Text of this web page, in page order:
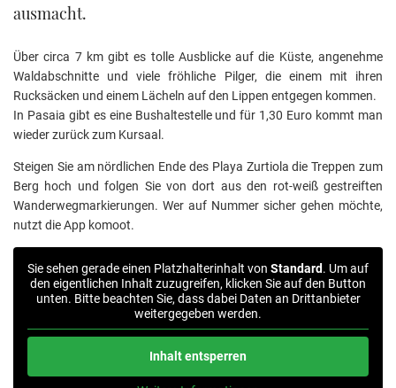
ausmacht.
Über circa 7 km gibt es tolle Ausblicke auf die Küste, angenehme
Waldabschnitte und viele fröhliche Pilger, die einem mit ihren
Rucksäcken und einem Lächeln auf den Lippen entgegen kommen.
In Pasaia gibt es eine Bushaltestelle und für 1,30 Euro kommt man
wieder zurück zum Kursaal.
Steigen Sie am nördlichen Ende des Playa Zurtiola die Treppen zum
Berg hoch und folgen Sie von dort aus den rot-weiß gestreiften
Wanderwegmarkierungen. Wer auf Nummer sicher gehen möchte,
nutzt die App komoot.
Sie sehen gerade einen Platzhalterinhalt von Standard. Um auf
den eigentlichen Inhalt zuzugreifen, klicken Sie auf den Button
unten. Bitte beachten Sie, dass dabei Daten an Drittanbieter
weitergegeben werden.
Inhalt entsperren